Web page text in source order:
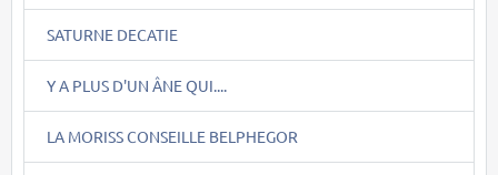
SATURNE DECATIE
Y A PLUS D'UN ÂNE QUI....
LA MORISS CONSEILLE BELPHEGOR